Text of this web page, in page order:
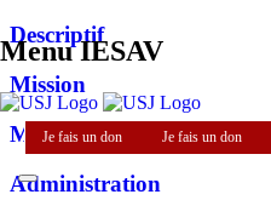
Menu IESAV
Je fais un don Je fais un don
Descriptif
Mission
Mot du directeur
Administration